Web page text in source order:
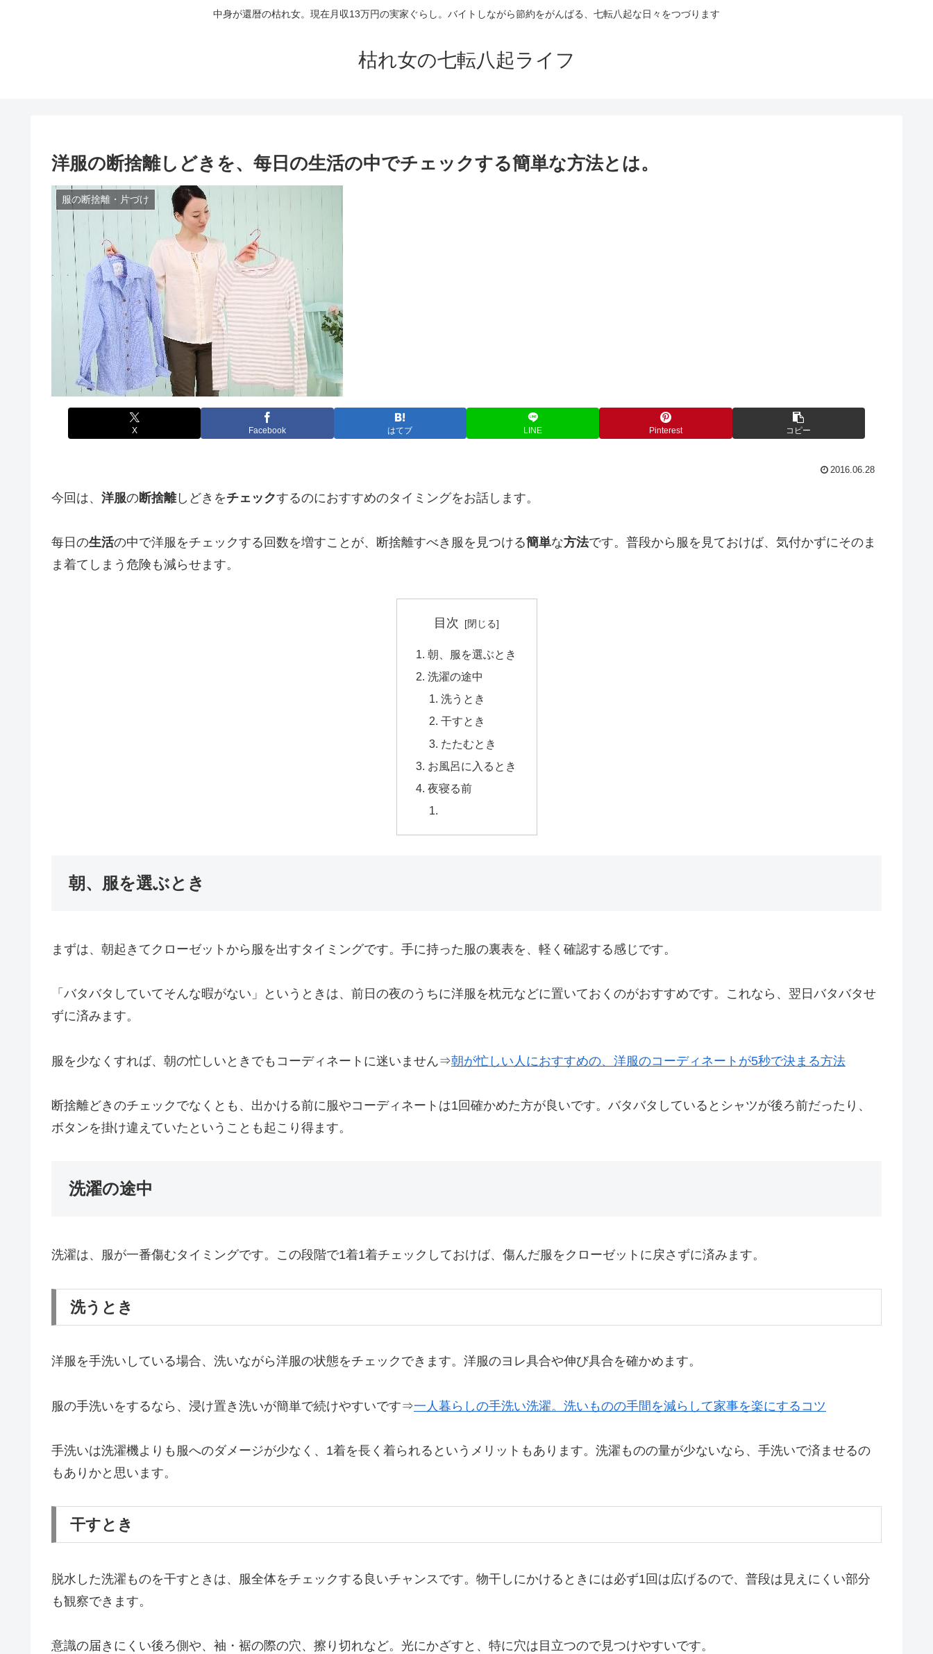
中身が還暦の枯れ女。現在月収13万円の実家ぐらし。バイトしながら節約をがんばる、七転八起な日々をつづります
枯れ女の七転八起ライフ
洋服の断捨離しどきを、每日の生活の中でチェックする簡単な方法とは。
服の断捨離・片づけ
X Facebook はてブ LINE Pinterest コピー
2016.06.28
今回は、 洋服の断捨離しどきをチェックするのにおすすめのタイミングをお話します。
每日の生活の中で洋服をチェックする回数を増すことが、断捨離すべき服を見つける簡単な方法です。普段から服を見ておけば、気付かずにそのま
ま着てしまう危険も減らせます。
目次
朝、服を選ぶとき
洗濯の途中
洗うとき
干すとき
たたむとき
お風呂に入るとき
夜寝る前
朝、服を選ぶとき
まずは、朝起きてクローゼットから服を出すタイミングです。手に持った服の裏表を、軽く確認する感じです。
「バタバタしていてそんな暇がない」というときは、前日の夜のうちに洋服を枕元などに置いておくのがおすすめです。これなら、翌日バタバタせ
ずに済みます。
服を少なくすれば、朝の忙しいときでもコーディネートに迷いません⇒朝が忙しい人におすすめの、洋服のコーディネートが5秒で決まる方法
断捨離どきのチェックでなくとも、出かける前に服やコーディネートは1回確かめた方が良いです。バタバタしているとシャツが後ろ前だったり、
ボタンを掛け違えていたということも起こり得ます。
洗濯の途中
洗濯は、服が一番傷むタイミングです。この段階で1着1着チェックしておけば、傷んだ服をクローゼットに戻さずに済みます。
洗うとき
洋服を手洗いしている場合、洗いながら洋服の状態をチェックできます。洋服のヨレ具合や伸び具合を確かめます。
服の手洗いをするなら、浸け置き洗いが簡単で続けやすいです⇒一人暮らしの手洗い洗濯。洗いものの手間を減らして家事を楽にするコツ
手洗いは洗濯機よりも服へのダメージが少なく、1着を長く着られるというメリットもあります。洗濯ものの量が少ないなら、手洗いで済ませるの
もありかと思います。
干すとき
脱水した洗濯ものを干すときは、服全体をチェックする良いチャンスです。物干しにかけるときには必ず1回は広げるので、普段は見えにくい部分
も観察できます。
意識の届きにくい後ろ側や、袖・裾の際の穴、擦り切れなど。光にかざすと、特に穴は目立つので見つけやすいです。